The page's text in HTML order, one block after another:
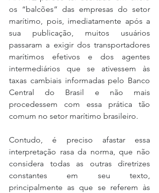
os “balcões” das empresas do setor
marítimo, pois, imediatamente após a
sua publicação, muitos usuários
passaram a exigir dos transportadores
marítimos efetivos e dos agentes
intermediários que se ativessem às
taxas cambiais informadas pelo Banco
Central do Brasil e não mais
procedessem com essa prática tão
comum no setor marítimo brasileiro.
Contudo, é preciso afastar essa
interpretação rasa da norma, que não
considera todas as outras diretrizes
constantes em seu texto,
principalmente as que se referem às